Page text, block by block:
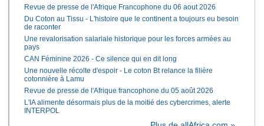
Revue de presse de l'Afrique Francophone du 06 aout 2026
Du Coton au Tissu - L'histoire que le continent a toujours eu besoin
de raconter
Une revalorisation salariale historique pour les forces armées au
pays
CAN Féminine 2026 - Ce silence qui en dit long
Une nouvelle récolte d'espoir - Le coton Bt relance la filière
cotonnière à Lamu
Revue de presse de l'Afrique francophone du 05 août 2026
L'IA alimente désormais plus de la moitié des cybercrimes, alerte
INTERPOL